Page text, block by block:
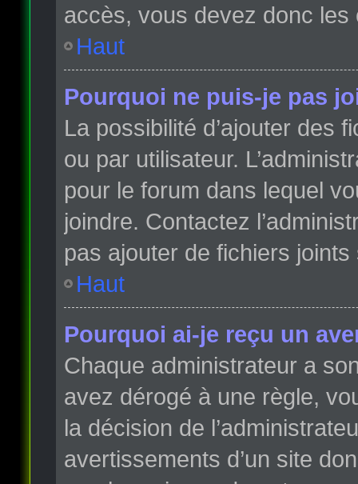
accès, vous devez donc les
Haut
Pourquoi ne puis-je pas
La possibilité d’ajouter des
ou par utilisateur.
pour le forum dans lequel
joindre. Contactez
pas ajouter de fichiers
Haut
Pourquoi ai-je reçu un
Chaque administrateur a
avez dérogé à une règle,
la décision de
avertissements d’un site